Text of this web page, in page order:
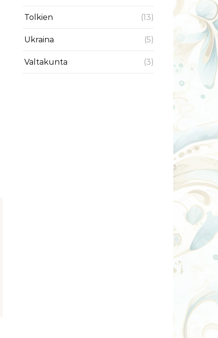
Tolkien (13)
Ukraina (5)
Valtakunta (3)